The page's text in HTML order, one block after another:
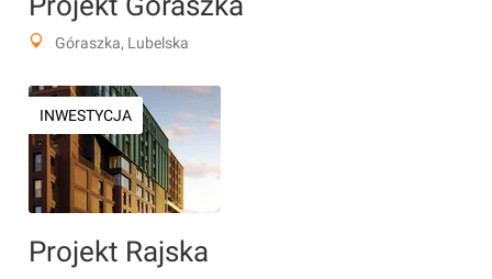
Góraszka, Lubelska
INWESTYCJA
Projekt Rajska